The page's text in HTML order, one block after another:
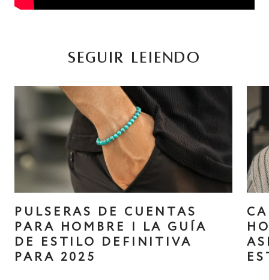
SEGUIR LEIENDO
PULSERAS DE CUENTAS
PARA HOMBRE | LA GUÍA
DE ESTILO DEFINITIVA
PARA 2025